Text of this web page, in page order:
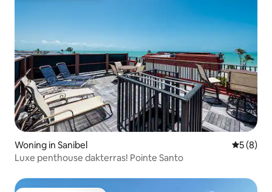
Woning in Sanibel
5 (8)
Luxe penthouse dakterras! Pointe Santo